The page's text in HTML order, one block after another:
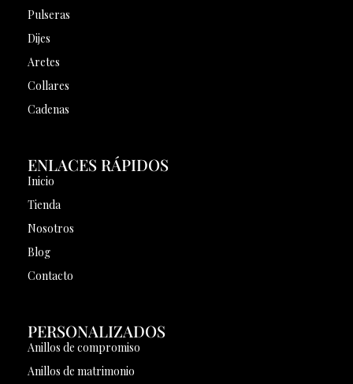
Pulseras
Dijes
Aretes
Collares
Cadenas
ENLACES RÁPIDOS
Inicio
Tienda
Nosotros
Blog
Contacto
PERSONALIZADOS
Anillos de compromiso
Anillos de matrimonio